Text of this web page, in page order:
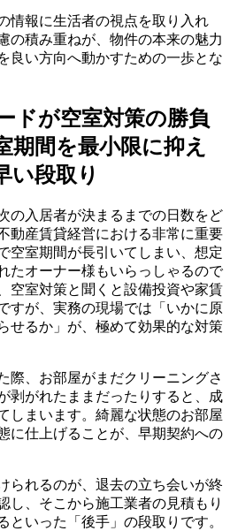
情報に生活者の視点を取り入れ
の積み重ねが、物件の本来の魅力
良い方向へ動かすための一歩とな
ドが空室対策の勝負
期間を最小限に抑え
い段取り
の入居者が決まるまでの日数をど
動産賃貸経営における非常に重要
空室期間が長引いてしまい、想定
たオーナー様もいらっしゃるので
空室対策と聞くと設備投資や家賃
すが、実務の現場では「いかに原
せるか」が、極めて効果的な対策
際、お部屋がまだクリーニングさ
剥がれたままだったりすると、成
しまいます。綺麗な状態のお部屋
に仕上げることが、早期契約への
られるのが、退去の立ち会いが終
し、そこから施工業者の見積もり
といった「後手」の段取りです。